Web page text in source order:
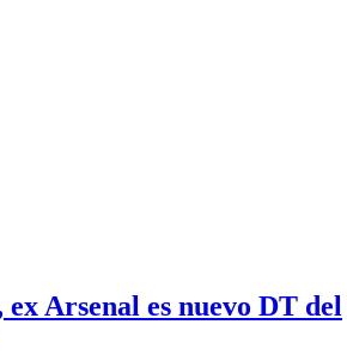
Arsenal es nuevo DT del